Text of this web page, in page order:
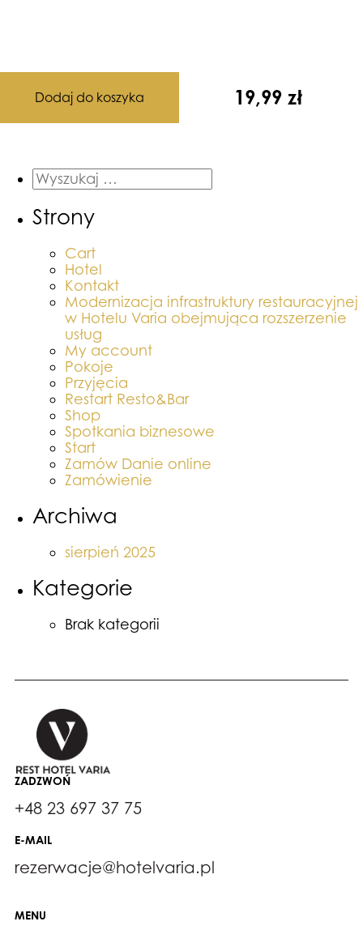
19,99 zł
Dodaj do koszyka
Strony
Cart
Hotel
Kontakt
Modernizacja infrastruktury restauracyjnej
w Hotelu Varia obejmująca rozszerzenie
usług
My account
Pokoje
Przyjęcia
Restart Resto&Bar
Shop
Spotkania biznesowe
Start
Zamów Danie online
Zamówienie
Archiwa
sierpień 2025
Kategorie
Brak kategorii
ZADZWOŃ
+48 23 697 37 75
E-MAIL
rezerwacje@hotelvaria.pl
MENU